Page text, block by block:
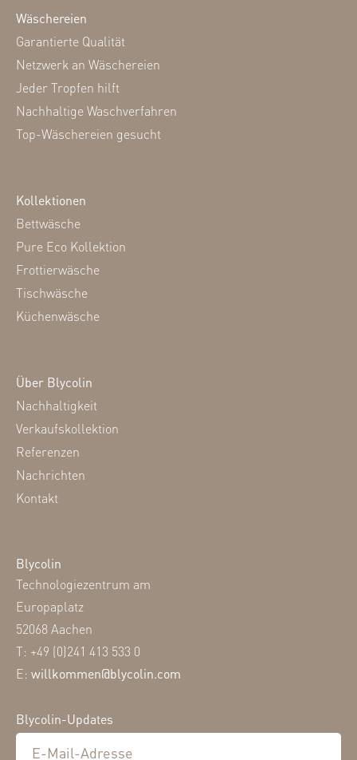
Wäschereien
Garantierte Qualität
Netzwerk an Wäschereien
Jeder Tropfen hilft
Nachhaltige Waschverfahren
Top-Wäschereien gesucht
Kollektionen
Bettwäsche
Pure Eco Kollektion
Frottierwäsche
Tischwäsche
Küchenwäsche
Über Blycolin
Nachhaltigkeit
Verkaufskollektion
Referenzen
Nachrichten
Kontakt
Blycolin
Technologiezentrum am
Europaplatz
52068 Aachen
T: +49 (0)241 413 533 0
E: willkommen@blycolin.com
Blycolin-Updates